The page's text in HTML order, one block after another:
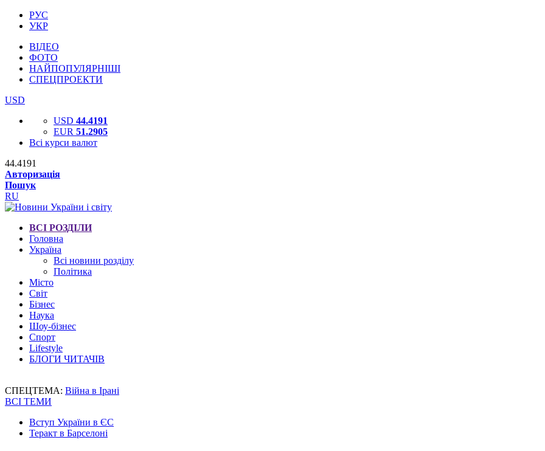
РУС
УКР
ВІДЕО
ФОТО
НАЙПОПУЛЯРНІШІ
СПЕЦПРОЕКТИ
USD
USD 44.4191
EUR 51.2905
Всі курси валют
44.4191
Авторизація
Пошук
RU
ВСІ РОЗДІЛИ
Головна
Україна
Всі новини розділу
Політика
Місто
Світ
Бізнес
Наука
Шоу-бізнес
Спорт
Lifestyle
БЛОГИ ЧИТАЧІВ
СПЕЦТЕМА: Війна в Ірані
ВСІ ТЕМИ
Вступ України в ЄС
Теракт в Барселоні